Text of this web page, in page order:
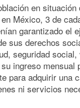
en situación
México, 3 de
garantizado el
sus derechos
seguridad
ingreso mensual
para adquirir una
ni servicios